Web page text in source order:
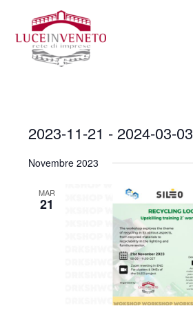
2023-11-21 - 2024-03-03
la
data.
Novembre 2023
MAR
21